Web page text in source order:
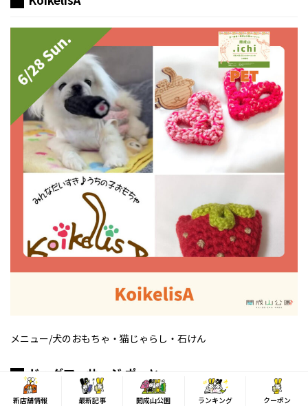
新店舗情報 最新記事 開成山公園 ランキング クーポン
メニュー/犬のおもちゃ・猫じゃらし・石けん
ドッグマッサージ ポーと。